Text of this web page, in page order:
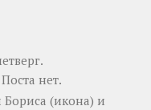
Поста нет.
Бориса (икона) и